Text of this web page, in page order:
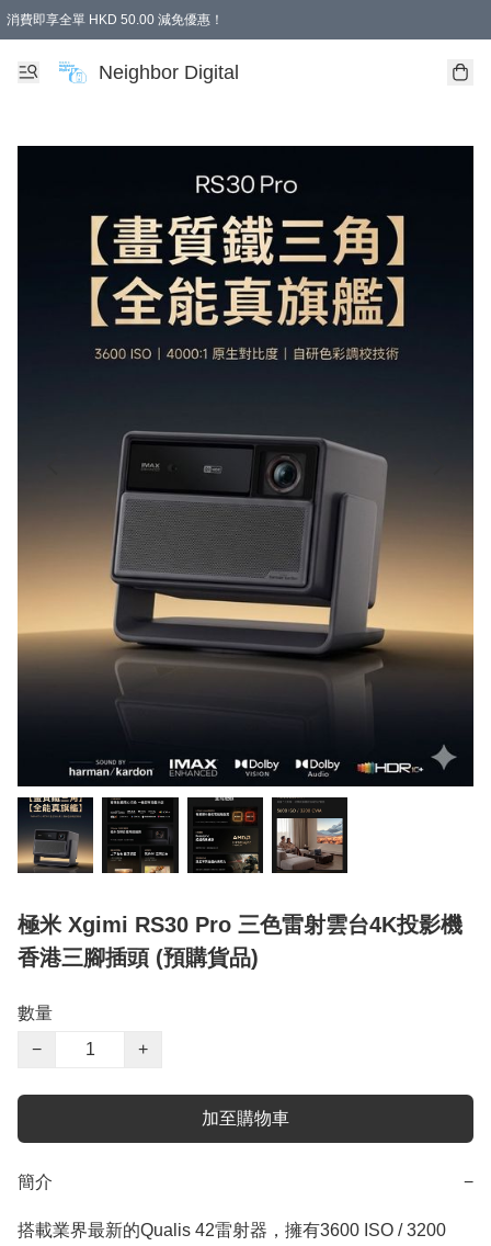
消費即享全單 HKD 50.00 減免優惠！
Neighbor Digital
極米 Xgimi RS30 Pro 三色雷射雲台4K投影機
香港三腳插頭 (預購貨品)
數量
−
+
加至購物車
簡介 −
搭載業界最新的Qualis 42雷射器，擁有3600 ISO / 3200